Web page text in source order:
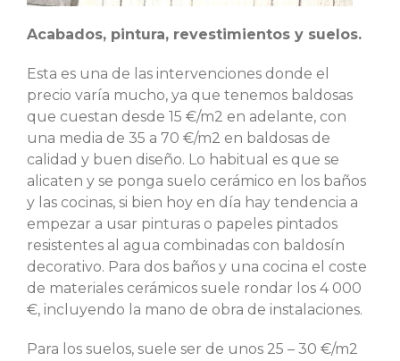
Acabados, pintura, revestimientos y suelos.
Esta es una de las intervenciones donde el
precio varía mucho, ya que tenemos baldosas
que cuestan desde 15 €/m2 en adelante, con
una media de 35 a 70 €/m2 en baldosas de
calidad y buen diseño. Lo habitual es que se
alicaten y se ponga suelo cerámico en los baños
y las cocinas, si bien hoy en día hay tendencia a
empezar a usar pinturas o papeles pintados
resistentes al agua combinadas con baldosín
decorativo. Para dos baños y una cocina el coste
de materiales cerámicos suele rondar los 4 000
€, incluyendo la mano de obra de instalaciones.
Para los suelos, suele ser de unos 25 – 30 €/m2